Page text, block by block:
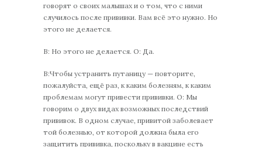
говорят о своих малышах и о том, что с ними
случилось после прививки. Вам всё это нужно. Но
этого не делается.
В: Но этого не делается. О: Да.
В:Чтобы устранить путаницу — повторите,
пожалуйста, ещё раз, к каким болезням, к каким
проблемам могут привести прививки. О: Мы
говорим о двух видах возможных последствий
прививок. В одном случае, привитой заболевает
той болезнью, от которой должна была его
защитить прививка, поскольку в вакцине есть